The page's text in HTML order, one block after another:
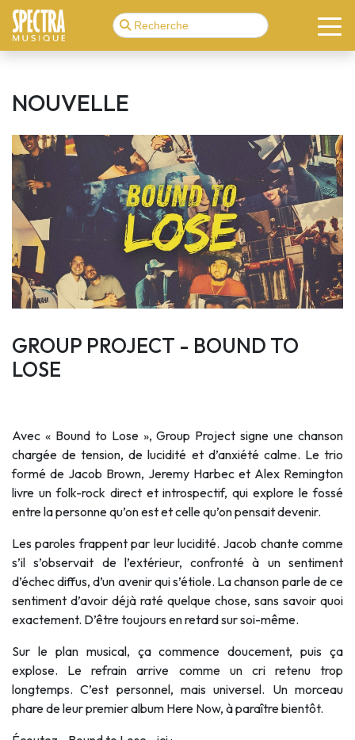
NOUVELLE
GROUP PROJECT - BOUND TO
LOSE
Avec « Bound to Lose », Group Project signe une chanson
chargée de tension, de lucidité et d’anxiété calme. Le trio
formé de Jacob Brown, Jeremy Harbec et Alex Remington
livre un folk-rock direct et introspectif, qui explore le fossé
entre la personne qu’on est et celle qu’on pensait devenir.
Les paroles frappent par leur lucidité. Jacob chante comme
s’il s’observait de l’extérieur, confronté à un sentiment
d’échec diffus, d’un avenir qui s’étiole. La chanson parle de ce
sentiment d’avoir déjà raté quelque chose, sans savoir quoi
exactement. D’être toujours en retard sur soi-même.
Sur le plan musical, ça commence doucement, puis ça
explose. Le refrain arrive comme un cri retenu trop
longtemps. C’est personnel, mais universel. Un morceau
phare de leur premier album Here Now, à paraître bientôt.